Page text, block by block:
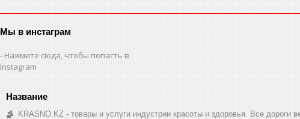
Мы в инстаграм
Нажмите сюда, чтобы попасть в
Instagram
KRASNO.KZ - товары и услуги индустрии красоты и здоровья. Все дороги